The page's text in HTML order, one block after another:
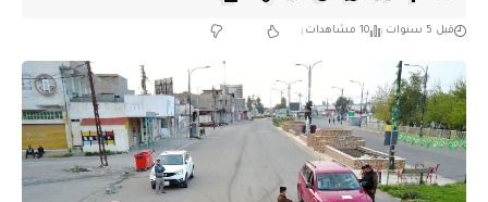
قبل 5 سنوات 10 مشاهدات